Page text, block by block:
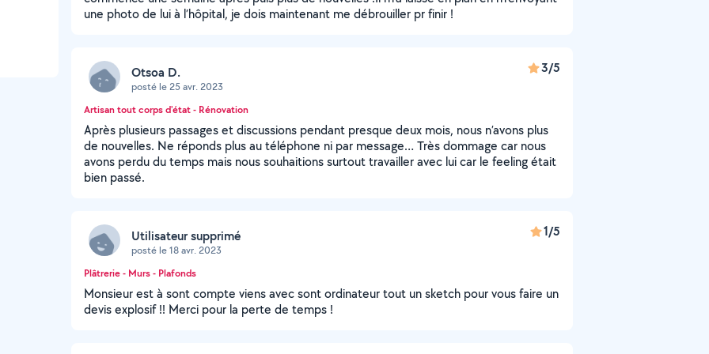
une photo de lui à l’hôpital, je dois maintenant me débrouiller pr finir !
Otsoa D.
posté le 25 avr. 2023
3/5
Artisan tout corps d'état - Rénovation
Après plusieurs passages et discussions pendant presque deux mois, nous n’avons plus
de nouvelles. Ne réponds plus au téléphone ni par message… Très dommage car nous
avons perdu du temps mais nous souhaitions surtout travailler avec lui car le feeling était
bien passé.
Utilisateur supprimé
posté le 18 avr. 2023
1/5
Plâtrerie - Murs - Plafonds
Monsieur est à sont compte viens avec sont ordinateur tout un sketch pour vous faire un
devis explosif !! Merci pour la perte de temps !